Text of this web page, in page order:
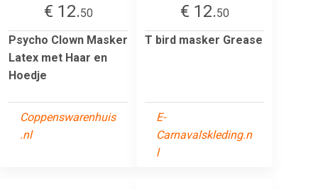
€ 12.50
Psycho Clown Masker
Latex met Haar en
Hoedje
Coppenswarenhuis
.nl
€ 12.50
T bird masker Grease
E-
Carnavalskleding.n
l